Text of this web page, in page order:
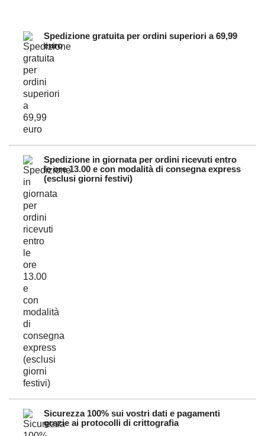
Spedizione gratuita per ordini superiori a 69,99
euro
Spedizione in giornata per ordini ricevuti entro
le ore 13.00 e con modalità di consegna express
(esclusi giorni festivi)
Sicurezza 100% sui vostri dati e pagamenti
grazie ai protocolli di crittografia